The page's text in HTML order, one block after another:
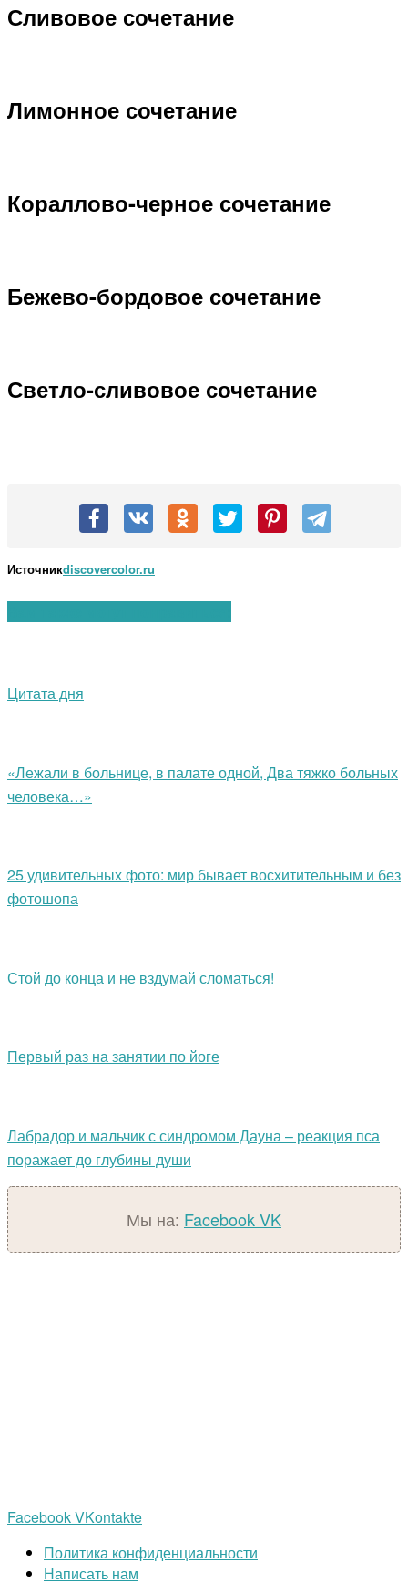
Сливовое сочетание
Лимонное сочетание
Кораллово-черное сочетание
Бежево-бордовое сочетание
Светло-сливовое сочетание
Источникdiscovercolor.ru
Цитата дня
«Лежали в больнице, в палате одной, Два тяжко больных
человека…»
25 удивительных фото: мир бывает восхитительным и без
фотошопа
Стой до конца и не вздумай сломаться!
Первый раз на занятии по йоге
Лабрадор и мальчик с синдромом Дауна – реакция пса
поражает до глубины души
Мы на: FacebookVK
FacebookVKontakte
Политика конфиденциальности
Написать нам